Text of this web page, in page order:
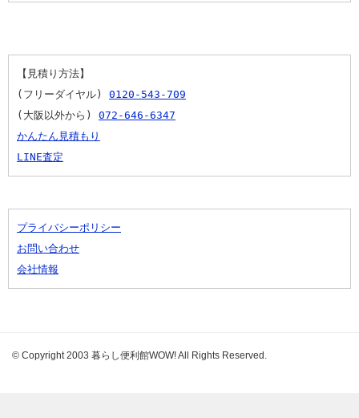
【見積り方法】
(フリーダイヤル) 0120-543-709
(大阪以外から) 072-646-6347
かんたん見積もり
LINE査定
プライバシーポリシー
お問い合わせ
会社情報
© Copyright 2003 暮らし便利館WOW! All Rights Reserved.